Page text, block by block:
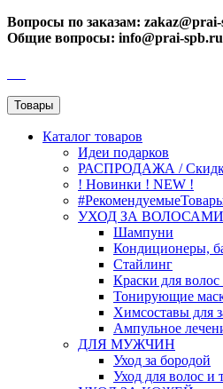
Вопросы по заказам:
Общие вопросы: info@prai-spb.ru
Товары
Каталог товаров
Идеи подарков
РАСПРОДАЖА /
! Новинки ! NEW !
УХОД ЗА ВОЛОСАМИ
Шампуни
Кондиционеры,
Стайлинг
Краски для
Тонирующие
Химсоставы для
Ампульное
ДЛЯ МУЖЧИН
Уход за бородой
Уход для волос и